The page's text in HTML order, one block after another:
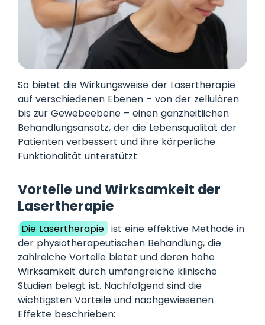
So bietet die Wirkungsweise der Lasertherapie
auf verschiedenen Ebenen – von der zellulären
bis zur Gewebeebene – einen ganzheitlichen
Behandlungsansatz, der die Lebensqualität der
Patienten verbessert und ihre körperliche
Funktionalität unterstützt.
Vorteile und Wirksamkeit der
Lasertherapie
Die Lasertherapie ist eine effektive Methode in
der physiotherapeutischen Behandlung, die
zahlreiche Vorteile bietet und deren hohe
Wirksamkeit durch umfangreiche klinische
Studien belegt ist. Nachfolgend sind die
wichtigsten Vorteile und nachgewiesenen
Effekte beschrieben: